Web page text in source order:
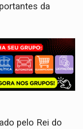
da
pelo Rei do